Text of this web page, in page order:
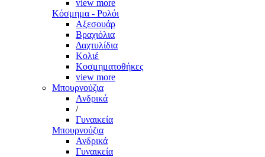
view more
Κόσμημα - Ρολόι
Αξεσουάρ
Βραχιόλια
Δαχτυλίδια
Κολιέ
Κοσμηματοθήκες
view more
Μπουρνούζια
Ανδρικά
/
Γυναικεία
Μπουρνούζια
Ανδρικά
Γυναικεία